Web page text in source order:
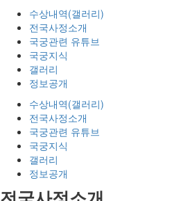
수상내역(갤러리)
전국사정소개
국궁관련 유튜브
국궁지식
갤러리
정보공개
수상내역(갤러리)
전국사정소개
국궁관련 유튜브
국궁지식
갤러리
정보공개